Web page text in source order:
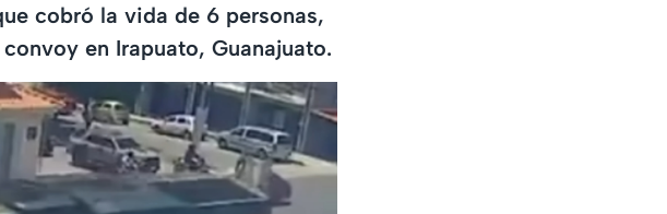
cobró la vida de 6 personas,
en Irapuato, Guanajuato.